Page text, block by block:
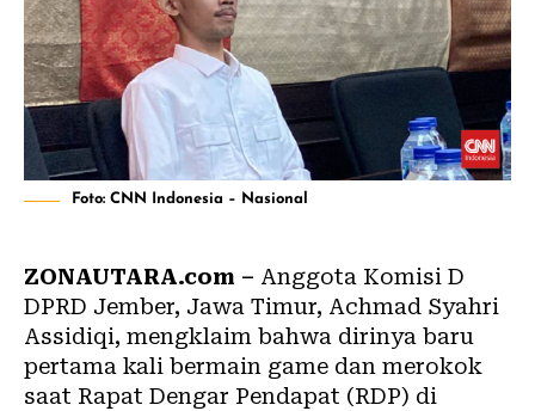
Foto: CNN Indonesia – Nasional
ZONAUTARA.com – Anggota Komisi D
DPRD Jember, Jawa Timur, Achmad Syahri
Assidiqi, mengklaim bahwa dirinya baru
pertama kali bermain game dan merokok
saat Rapat Dengar Pendapat (RDP) di